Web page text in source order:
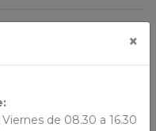
×
de 08.30 a 16.30